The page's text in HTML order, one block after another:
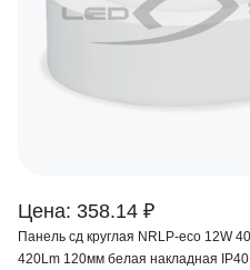
Цена: 358.14 ₽
Панель сд круглая NRLP-eco 12W 4000К 160-260V
420Lm 120мм белая накладная IP40